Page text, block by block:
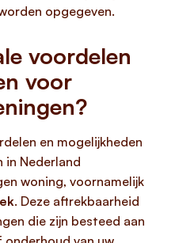
opgegeven.
voordelen
voor
en mogelijkheden
in Nederland
woning, voornamelijk
. Deze aftrekbaarheid
die zijn besteed aan